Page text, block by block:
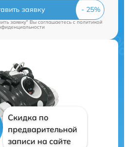
заявку
заявку" Вы соглашаетесь c политикой
Скидка по
предварительной
записи на сайте